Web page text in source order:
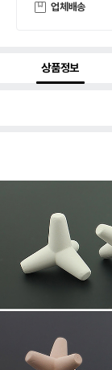
업체배송
상품정보